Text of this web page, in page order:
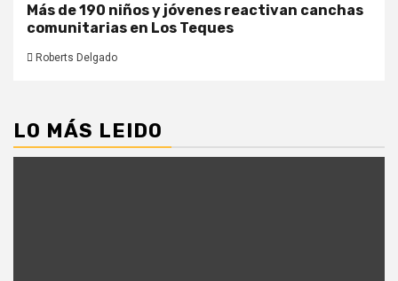
Más de 190 niños y jóvenes reactivan canchas
comunitarias en Los Teques
Roberts Delgado
LO MÁS LEIDO